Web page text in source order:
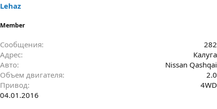
Lehaz
Member
Сообщения
282
Адрес
Калуга
Авто
Nissan Qashqai
Объем двигателя
2.0
Привод
4WD
04.01.2016